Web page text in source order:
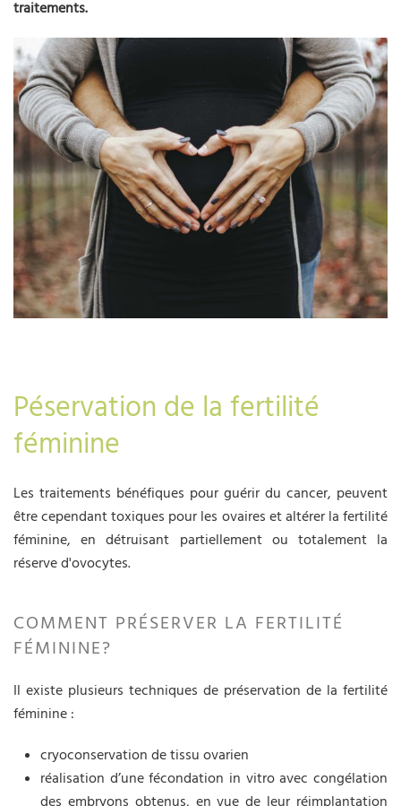
traitements.
Péservation de la fertilité
féminine
Les traitements bénéfiques pour guérir du cancer, peuvent
être cependant toxiques pour les ovaires et altérer la fertilité
féminine, en détruisant partiellement ou totalement la
réserve d'ovocytes.
COMMENT PRÉSERVER LA FERTILITÉ
FÉMININE?
Il existe plusieurs techniques de préservation de la fertilité
féminine :
cryoconservation de tissu ovarien
réalisation d’une fécondation in vitro avec congélation
des embryons obtenus, en vue de leur réimplantation